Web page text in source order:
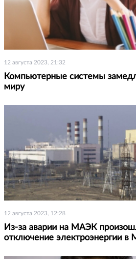
12 августа 2023, 21:32
Компьютерные системы
миру
12 августа 2023, 12:28
Из-за аварии на МАЭК
отключение электроэнергии в